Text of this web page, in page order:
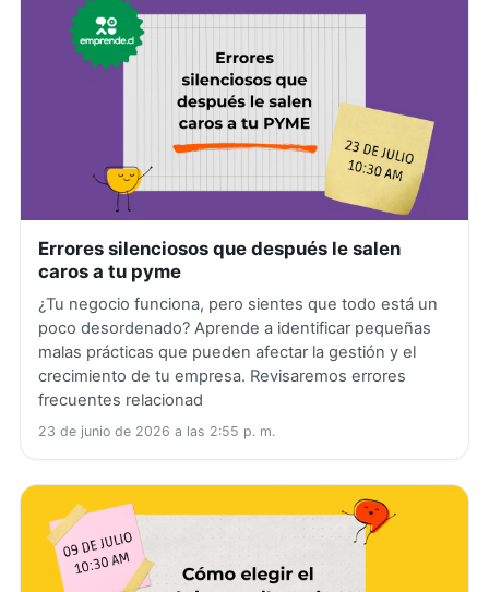
Errores silenciosos que después le salen
caros a tu pyme
¿Tu negocio funciona, pero sientes que todo está un
poco desordenado? Aprende a identificar pequeñas
malas prácticas que pueden afectar la gestión y el
crecimiento de tu empresa. Revisaremos errores
frecuentes relacionad
23 de junio de 2026 a las 2:55 p. m.